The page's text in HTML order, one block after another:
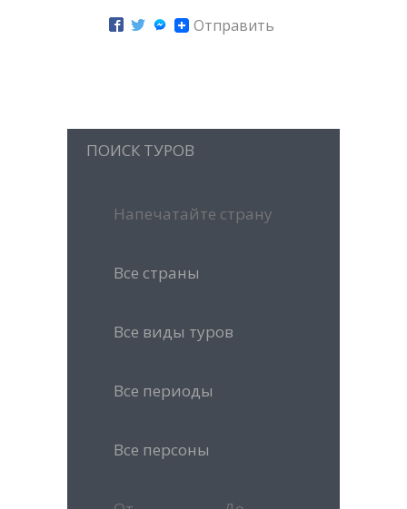
Отправить
ПОИСК ТУРОВ